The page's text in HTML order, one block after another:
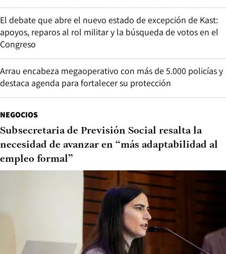
El debate que abre el nuevo estado de excepción de Kast:
apoyos, reparos al rol militar y la búsqueda de votos en el
Congreso
Arrau encabeza megaoperativo con más de 5.000 policías y
destaca agenda para fortalecer su protección
NEGOCIOS
Subsecretaria de Previsión Social resalta la
necesidad de avanzar en “más adaptabilidad al
empleo formal”